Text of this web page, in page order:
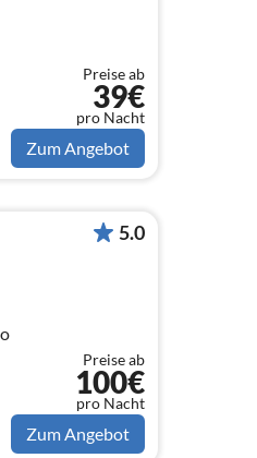
Preise ab
39€
pro Nacht
Zum Angebot
5.0
Preise ab
100€
pro Nacht
Zum Angebot